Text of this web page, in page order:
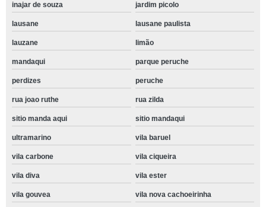
inajar de souza jardim picolo
lausane lausane paulista
lauzane limão
mandaqui parque peruche
perdizes peruche
rua joao ruthe rua zilda
sitio manda aqui sitio mandaqui
ultramarino vila baruel
vila carbone vila ciqueira
vila diva vila ester
vila gouvea vila nova cachoeirinha